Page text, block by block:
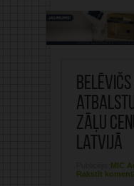
zāļu
Latvijā
MIC
Rakstīt